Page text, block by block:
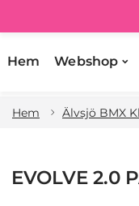
Hem Webshop
Hem Älvsjö BMX
EVOLVE 2.0